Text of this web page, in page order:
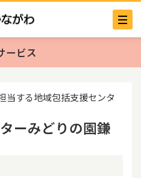
ービス
当する地域包括支援センタ
ーみどりの園鎌